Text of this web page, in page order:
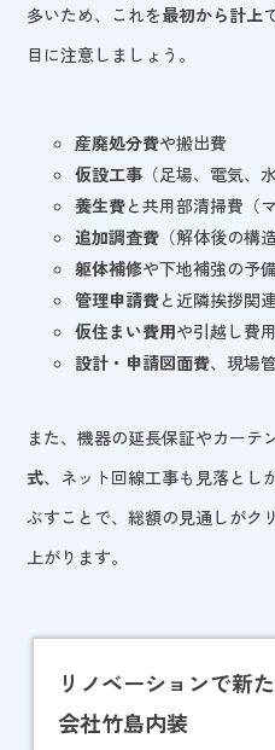
多いため、これを最初から計上
目に注意しましょう。
産廃処分費や搬出費
仮設工事 （足場、電気、
養生費と共用部清掃費（
追加調査費 （解体後の構
躯体補修や下地補強の予
管理申請費と近隣挨拶関
仮住まい費用や引越し費
設計・申請図面費、現場
また、機器の延長保証やカーテ
式、ネット回線工事も見落とし
ぶすことで、総額の見通しがク
上がります。
リノベーションで新
会社竹島内装